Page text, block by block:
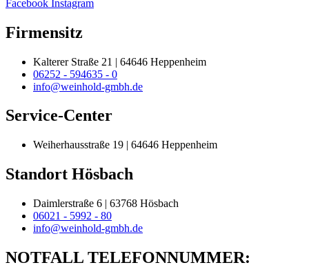
Facebook Instagram
Firmensitz
Kalterer Straße 21 | 64646 Heppenheim
06252 - 594635 - 0
info@weinhold-gmbh.de
Service-Center
Weiherhausstraße 19 | 64646 Heppenheim
Standort Hösbach
Daimlerstraße 6 | 63768 Hösbach
06021 - 5992 - 80
info@weinhold-gmbh.de
NOTFALL TELEFONNUMMER: